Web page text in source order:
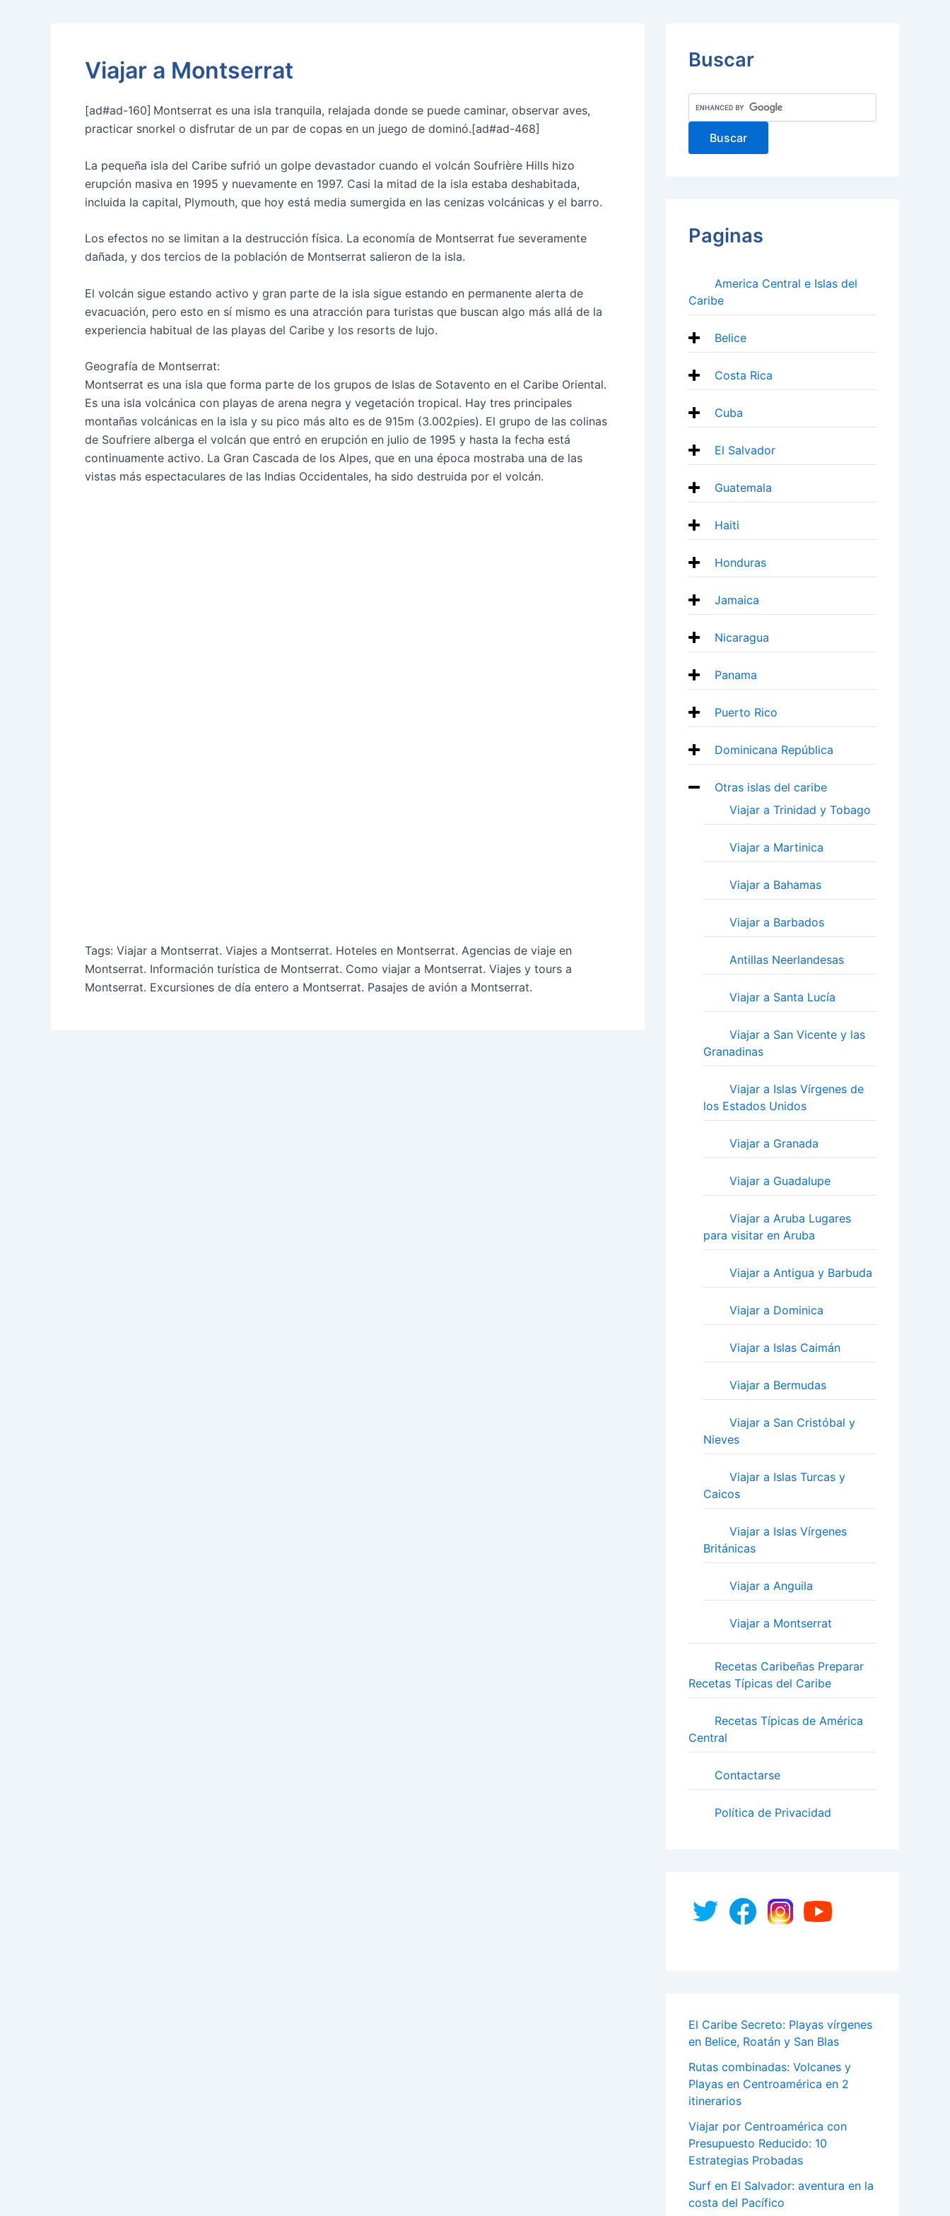
Viajar a Montserrat
[ad#ad-160] Montserrat es una isla tranquila, relajada donde se puede caminar, observar aves,
practicar snorkel o disfrutar de un par de copas en un juego de dominó.[ad#ad-468]
La pequeña isla del Caribe sufrió un golpe devastador cuando el volcán Soufrière Hills hizo
erupción masiva en 1995 y nuevamente en 1997. Casi la mitad de la isla estaba deshabitada,
incluida la capital, Plymouth, que hoy está media sumergida en las cenizas volcánicas y el barro.
Los efectos no se limitan a la destrucción física. La economía de Montserrat fue severamente
dañada, y dos tercios de la población de Montserrat salieron de la isla.
El volcán sigue estando activo y gran parte de la isla sigue estando en permanente alerta de
evacuación, pero esto en sí mismo es una atracción para turistas que buscan algo más allá de la
experiencia habitual de las playas del Caribe y los resorts de lujo.
Geografía de Montserrat:
Montserrat es una isla que forma parte de los grupos de Islas de Sotavento en el Caribe Oriental.
Es una isla volcánica con playas de arena negra y vegetación tropical. Hay tres principales
montañas volcánicas en la isla y su pico más alto es de 915m (3.002pies). El grupo de las colinas
de Soufriere alberga el volcán que entró en erupción en julio de 1995 y hasta la fecha está
continuamente activo. La Gran Cascada de los Alpes, que en una época mostraba una de las
vistas más espectaculares de las Indias Occidentales, ha sido destruida por el volcán.
Tags: Viajar a Montserrat. Viajes a Montserrat. Hoteles en Montserrat. Agencias de viaje en
Montserrat. Información turística de Montserrat. Como viajar a Montserrat. Viajes y tours a
Montserrat. Excursiones de día entero a Montserrat. Pasajes de avión a Montserrat.
Buscar
Paginas
America Central e Islas del
Caribe
Belice
Costa Rica
Cuba
El Salvador
Guatemala
Haiti
Honduras
Jamaica
Nicaragua
Panama
Puerto Rico
Dominicana República
Otras islas del caribe
Viajar a Trinidad y Tobago
Viajar a Martinica
Viajar a Bahamas
Viajar a Barbados
Antillas Neerlandesas
Viajar a Santa Lucía
Viajar a San Vicente y las
Granadinas
Viajar a Islas Vírgenes de
los Estados Unidos
Viajar a Granada
Viajar a Guadalupe
Viajar a Aruba Lugares
para visitar en Aruba
Viajar a Antigua y Barbuda
Viajar a Dominica
Viajar a Islas Caimán
Viajar a Bermudas
Viajar a San Cristóbal y
Nieves
Viajar a Islas Turcas y
Caicos
Viajar a Islas Vírgenes
Británicas
Viajar a Anguila
Viajar a Montserrat
Recetas Caribeñas Preparar
Recetas Típicas del Caribe
Recetas Típicas de América
Central
Contactarse
Política de Privacidad
El Caribe Secreto: Playas vírgenes
en Belice, Roatán y San Blas
Rutas combinadas: Volcanes y
Playas en Centroamérica en 2
itinerarios
Viajar por Centroamérica con
Presupuesto Reducido: 10
Estrategias Probadas
Surf en El Salvador: aventura en la
costa del Pacífico